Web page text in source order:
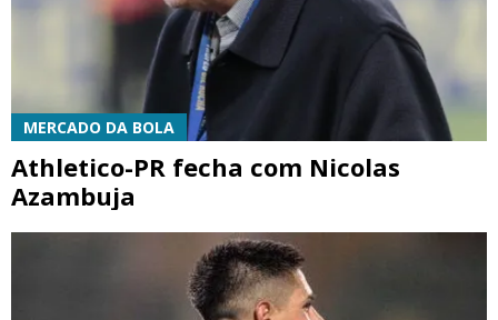
MERCADO DA BOLA
Athletico-PR fecha com Nicolas
Azambuja